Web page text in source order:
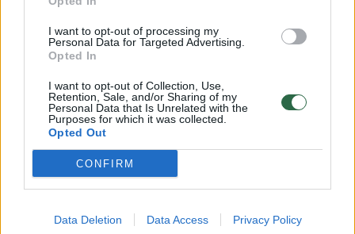
I want to opt-out of processing my
Personal Data for Targeted Advertising.
Opted In
I want to opt-out of Collection, Use,
Retention, Sale, and/or Sharing of my
Personal Data that Is Unrelated with the
Purposes for which it was collected.
Opted Out
CONFIRM
Data Deletion Data Access Privacy Policy
Niujorke pradėtas statyti ilgai
Pasaulio prekybos centro